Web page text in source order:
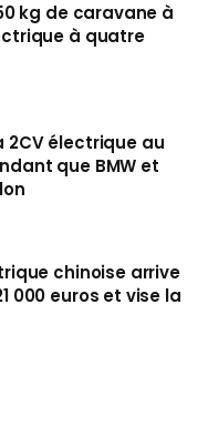
kg de caravane à
à quatre
2CV électrique au
que BMW et
chinoise arrive
000 euros et vise la